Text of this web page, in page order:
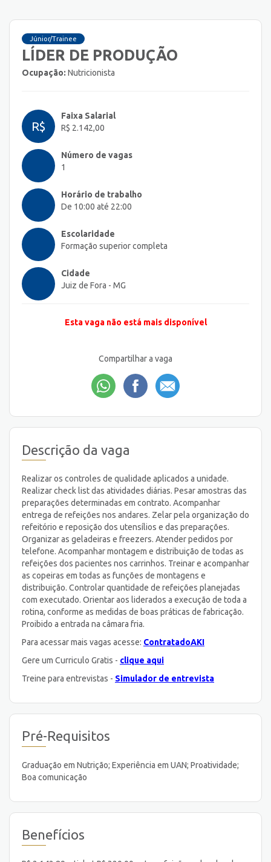
Júnior/Trainee
LÍDER DE PRODUÇÃO
Ocupação: Nutricionista
R$
Faixa Salarial
R$ 2.142,00
Número de vagas
1
Horário de trabalho
De 10:00 até 22:00
Escolaridade
Formação superior completa
Cidade
Juiz de Fora - MG
Esta vaga não está mais disponível
Compartilhar a vaga
Descrição da vaga
Realizar os controles de qualidade aplicados a unidade.
Realizar check list das atividades diárias. Pesar amostras das
preparações determinadas em contrato. Acompanhar
entrega de refeições nos andares. Zelar pela organização do
refeitório e reposição dos utensílios e das preparações.
Organizar as geladeiras e freezers. Atender pedidos por
telefone. Acompanhar montagem e distribuição de todas as
refeições dos pacientes nos carrinhos. Treinar e acompanhar
as copeiras em todas as funções de montagens e
distribuição. Controlar quantidade de refeições planejadas
com executado. Orientar aos liderados a execução de toda a
rotina, conforme as medidas de boas práticas de fabricação.
Proibido a entrada na câmara fria.
Para acessar mais vagas acesse: ContratadoAKI
Gere um Curriculo Gratis - clique aqui
Treine para entrevistas - Simulador de entrevista
Pré-Requisitos
Graduação em Nutrição; Experiência em UAN; Proatividade;
Boa comunicação
Benefícios